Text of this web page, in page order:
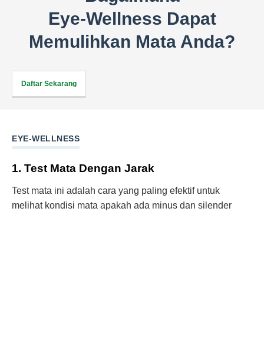
Eye-Wellness Dapat
Memulihkan Mata Anda?
Daftar Sekarang
EYE-WELLNESS
1. Test Mata Dengan Jarak
Test mata ini adalah cara yang paling efektif untuk
melihat kondisi mata apakah ada minus dan silender